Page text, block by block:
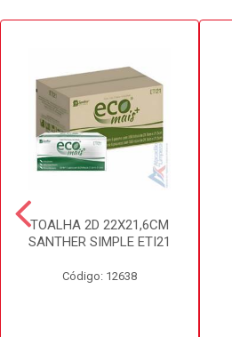
TOALHA 2D 22X21,6CM
SANTHER SIMPLE ETI21
Código: 12638